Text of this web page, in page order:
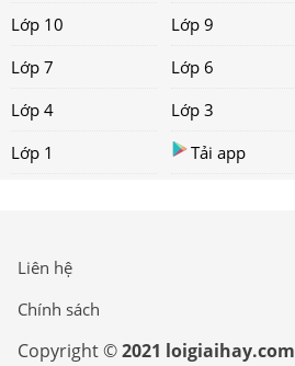
Lớp 10
Lớp 9
Lớp 7
Lớp 6
Lớp 4
Lớp 3
Lớp 1
Tải app
Liên hệ
Chính sách
Copyright ©2021 loigiaihay.com